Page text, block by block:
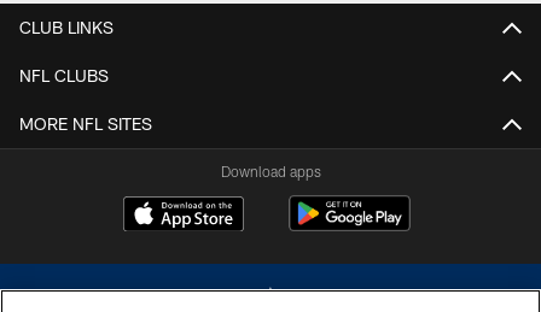
CLUB LINKS
NFL CLUBS
MORE NFL SITES
Download apps